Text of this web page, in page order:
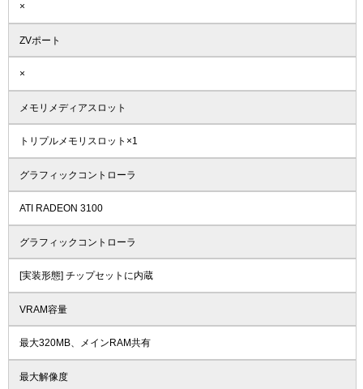
×
ZVポート
×
メモリメディアスロット
トリプルメモリスロット×1
グラフィックコントローラ
ATI RADEON 3100
グラフィックコントローラ
[実装形態] チップセットに内蔵
VRAM容量
最大320MB、メインRAM共有
最大解像度